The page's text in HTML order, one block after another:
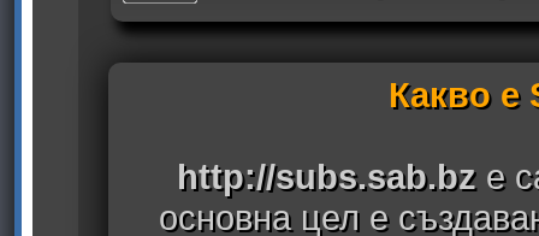
Какво е
http://subs.sab.bz е
основна цел е